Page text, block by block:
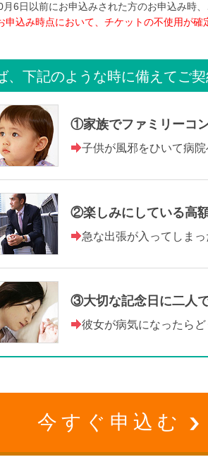
月6日以前にお申込みされた方のお申込み時
申込み時点において、チケットの不使用が
、下記のような時に備えてご契
家族でファミリーコ
子供が風邪をひいて病
楽しみにしている高
急な出張が入ってしま
大切な記念日に二人
彼女が病気になったらど
今すぐ申込む